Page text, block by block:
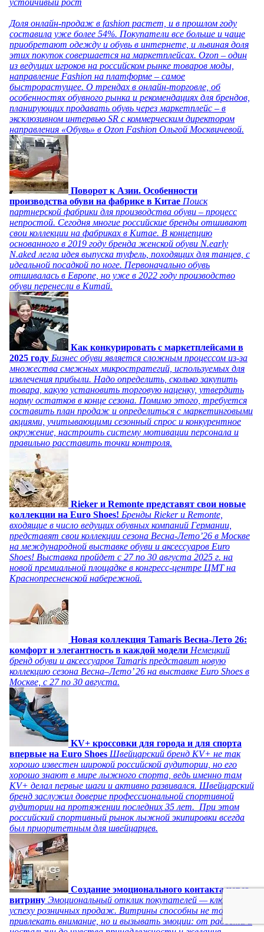
устойчивый рост
Доля онлайн-продаж в fashion растет, и в прошлом году
составила уже более 54%. Покупатели все больше и чаще
приобретают одежду и обувь в интернете, и львиная доля
этих покупок совершается на маркетплейсах. Ozon – один
из ведущих игроков на российском рынке товаров моды,
направление Fashion на платформе – самое
быстрорастущее. О трендах в онлайн-торговле, об
особенностях обувного рынка и рекомендациях для брендов,
планирующих продавать обувь через маркетплейс – в
эксклюзивном интервью SR с коммерческим директором
направления «Обувь» в Ozon Fashion Ольгой Москвичевой.
Поворот к Азии. Особенности
производства обуви на фабрике в Китае Поиск
партнерской фабрики для производства обуви – процесс
непростой. Сегодня многие российские бренды отшивают
свои коллекции на фабриках в Китае. В концепцию
основанного в 2019 году бренда женской обуви N.early
N.aked легла идея выпуска туфель, походящих для танцев, с
идеальной посадкой по ноге. Первоначально обувь
отшивалась в Европе, но уже в 2022 году производство
обуви перенесли в Китай.
Как конкурировать с маркетплейсами в
2025 году Бизнес обуви является сложным процессом из-за
множества смежных микростратегий, используемых для
извлечения прибыли. Надо определить, сколько закупить
товара, какую установить торговую наценку, утвердить
норму остатков в конце сезона. Помимо этого, требуется
составить план продаж и определиться с маркетинговыми
акциями, учитывающими сезонный спрос и конкурентное
окружение, настроить систему мотивации персонала и
правильно расставить точки контроля.
Rieker и Remonte представят свои новые
коллекции на Euro Shoes! Бренды Rieker и Remonte,
входящие в число ведущих обувных компаний Германии,
представят свои коллекции сезона Весна-Лето’26 в Москве
на международной выставке обуви и аксессуаров Euro
Shoes! Выставка пройдет c 27 по 30 августа 2025 г. на
новой премиальной площадке в конгресс-центре ЦМТ на
Краснопресненской набережной.
Новая коллекция Tamaris Весна-Лето 26:
комфорт и элегантность в каждой модели Немецкий
бренд обуви и аксессуаров Tamaris представит новую
коллекцию сезона Весна–Лето’ 26 на выставке Euro Shoes в
Москве, с 27 по 30 августа.
KV+ кроссовки для города и для спорта
впервые на Euro Shoes Швейцарский бренд KV+ не так
хорошо известен широкой российской аудитории, но его
хорошо знают в мире лыжного спорта, ведь именно там
KV+ делал первые шаги и активно развивался. Швейцарский
бренд заслужил доверие профессиональной спортивной
аудитории на протяжении последних 35 лет. При этом
российский спортивный рынок лыжной экипировки всегда
был приоритетным для швейцарцев.
Создание эмоционального контакта через
витрину Эмоциональный отклик покупателей — ключ к
успеху розничных продаж. Витрины способны не только
привлекать внимание, но и вызывать эмоции: от радости и